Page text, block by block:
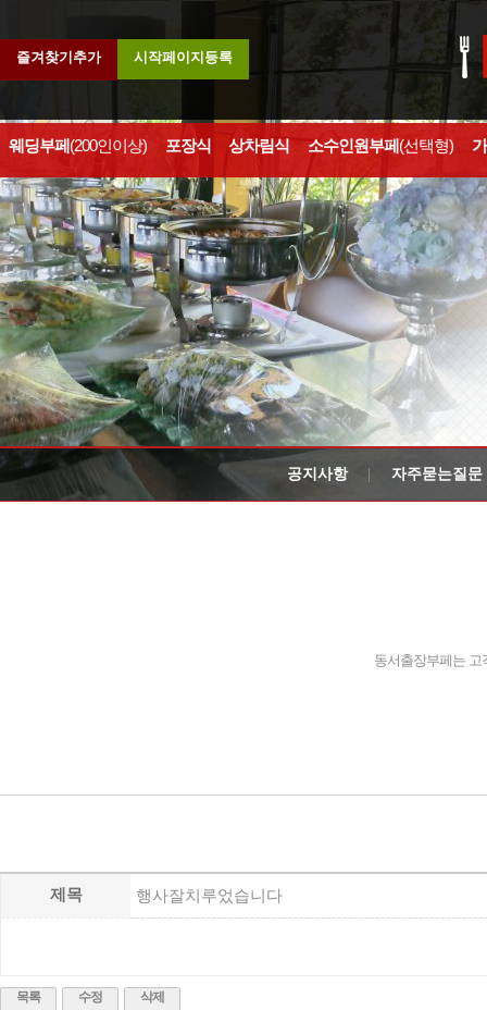
즐겨찾기추가 시작페이지등록
웨딩부페(200인이상) 포장식 상차림식 소수인원부페(선택형)
공지사항 자주묻는질문
동서출장부페는 고
제목 행사잘치루었습니다
목록 수정 삭제